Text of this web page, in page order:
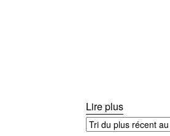
Lire plus